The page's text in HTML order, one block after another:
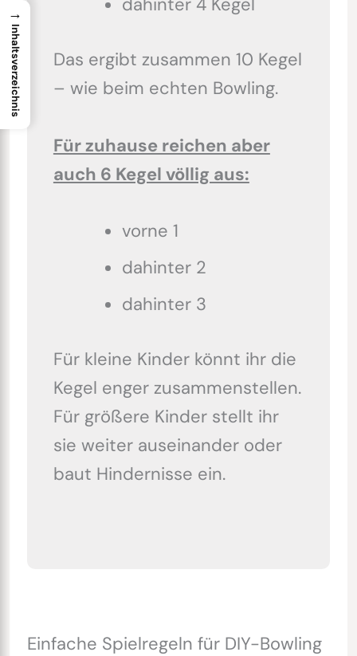
dahinter 4 Kegel
Das ergibt zusammen 10 Kegel
– wie beim echten Bowling.
Für zuhause reichen aber
auch 6 Kegel völlig aus:
vorne 1
dahinter 2
dahinter 3
Für kleine Kinder könnt ihr die
Kegel enger zusammenstellen.
Für größere Kinder stellt ihr
sie weiter auseinander oder
baut Hindernisse ein.
Einfache Spielregeln für DIY-Bowling
→
Inhaltsverzeichnis